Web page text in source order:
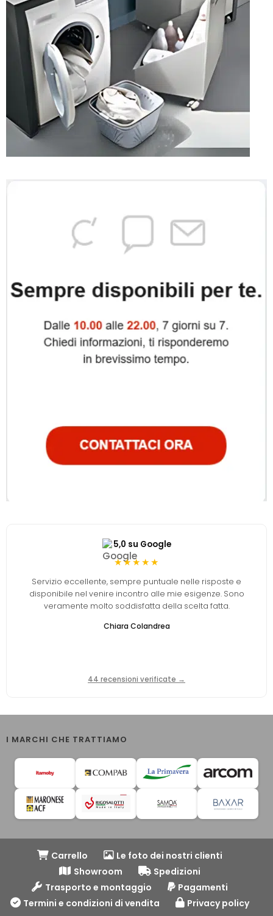
5,0 su Google
★★★★★
Servizio eccellente, sempre puntuale nelle risposte e
disponibile nel venire incontro alle mie esigenze. Sono
veramente molto soddisfatta della scelta fatta.
Chiara Colandrea
44 recensioni verificate →
I MARCHI CHE TRATTIAMO
Carrello
Le foto dei nostri clienti
Showroom
Spedizioni
Trasporto e montaggio
Pagamenti
Termini e condizioni di vendita
Privacy policy